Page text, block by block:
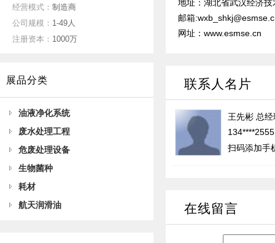
经营模式： 制造商
公司规模： 1-49人
注册资本： 1000万
展品分类
油液净化系统
废水处理工程
危废处理设备
生物菌种
耗材
航天润滑油
地址：湖北省武汉经济
邮箱
网址：www.esmse.cn
联系人名片
王先彬 总经
扫码添加手
在线留言